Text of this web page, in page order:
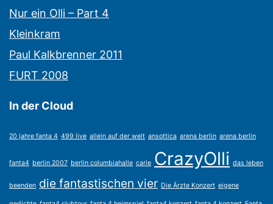
Nur ein Olli – Part 4
Kleinkram
Paul Kalkbrenner 2011
FURT 2008
In der Cloud
20 jahre fanta 4 499 live allein auf der welt ansottica arena berlin arena berlin
fanta4 berlin 2007 berlin columbiahalle carie CrazyOlli das leben
beenden die fantastischen vier Die Ärzte Konzert eigene